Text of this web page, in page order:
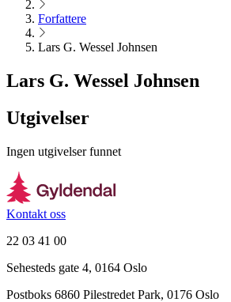
Forfattere
Lars G. Wessel Johnsen
Lars G. Wessel Johnsen
Utgivelser
Ingen utgivelser funnet
Kontakt oss
22 03 41 00
Sehesteds gate 4, 0164 Oslo
Postboks 6860 Pilestredet Park, 0176 Oslo